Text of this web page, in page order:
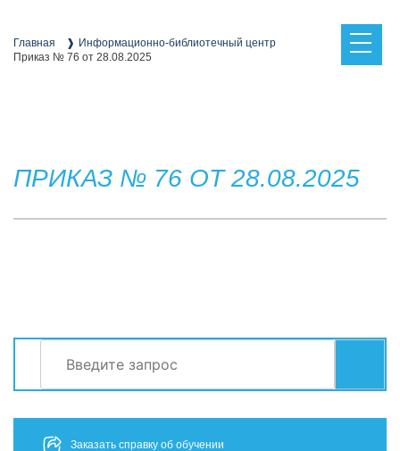
Главная
Информационно-библиотечный центр
Приказ № 76 от 28.08.2025
ПРИКАЗ № 76 ОТ 28.08.2025
СЕРВИСЫ
Заказать справку об обучении